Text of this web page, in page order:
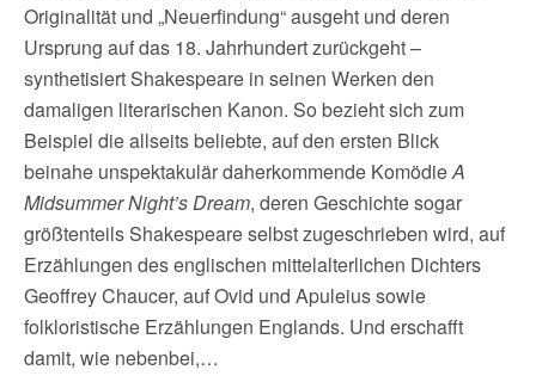
Originalität und „Neuerfindung“ ausgeht und deren
Ursprung auf das 18. Jahrhundert zurückgeht –
synthetisiert Shakespeare in seinen Werken den
damaligen literarischen Kanon. So bezieht sich zum
Beispiel die allseits beliebte, auf den ersten Blick
beinahe unspektakulär daherkommende KomödieA
Midsummer Night’s Dream, deren Geschichte sogar
größtenteils Shakespeare selbst zugeschrieben wird, auf
Erzählungen des englischen mittelalterlichen Dichters
Geoffrey Chaucer, auf Ovid und Apuleius sowie
folkloristische Erzählungen Englands. Und erschafft
damit, wie nebenbei,…